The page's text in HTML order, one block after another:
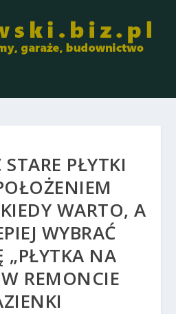
STARE PŁYTKI
WARTO, A
WYBRAĆ
„PŁYTKA NA
REMONCIE